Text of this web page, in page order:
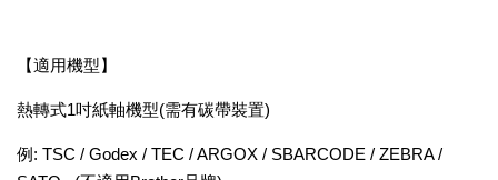
【適用機型】
熱轉式1吋紙軸機型(需有碳帶裝置)
例: TSC / Godex / TEC / ARGOX / SBARCODE / ZEBRA /